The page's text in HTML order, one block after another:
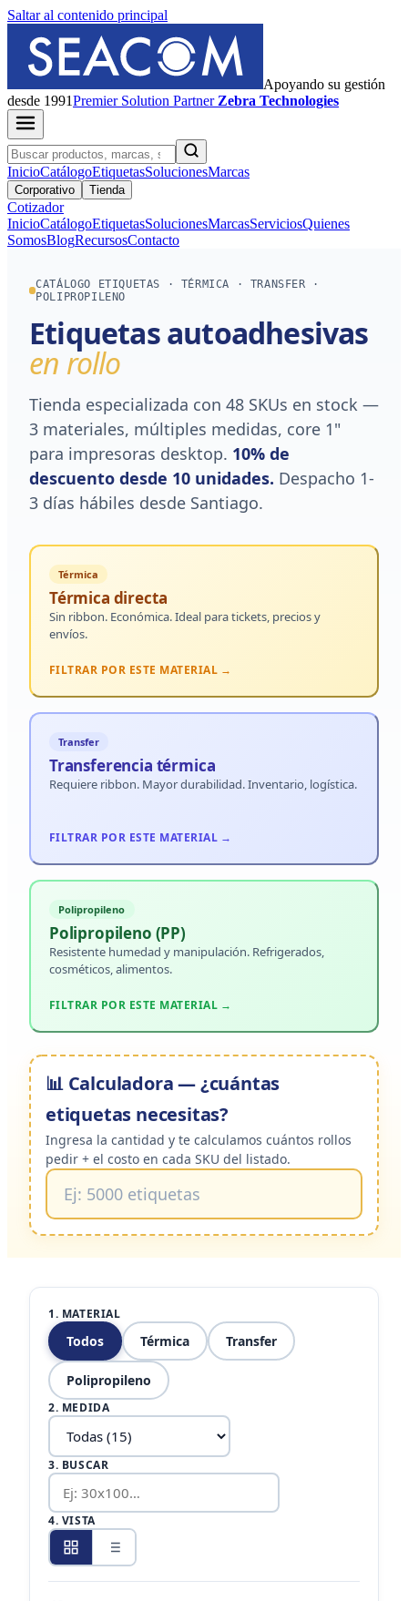
Saltar al contenido principal
Apoyando su gestión
desde 1991PremierSolution Partner Zebra Technologies
InicioCatálogoEtiquetasSolucionesMarcas
Corporativo Tienda
Cotizador
InicioCatálogoEtiquetasSolucionesMarcasServiciosQuienes
SomosBlogRecursosContacto
CATÁLOGO ETIQUETAS · TÉRMICA · TRANSFER ·
POLIPROPILENO
Etiquetas autoadhesivas
en rollo
Tienda especializada con 48 SKUs en stock —
3 materiales, múltiples medidas, core 1"
para impresoras desktop. 10% de
descuento desde 10 unidades. Despacho 1-
3 días hábiles desde Santiago.
Térmica
Térmica directa
Sin ribbon. Económica. Ideal para tickets, precios y
envíos.
FILTRAR POR ESTE MATERIAL →
Transfer
Transferencia térmica
Requiere ribbon. Mayor durabilidad. Inventario, logística.
FILTRAR POR ESTE MATERIAL →
Polipropileno
Polipropileno (PP)
Resistente humedad y manipulación. Refrigerados,
cosméticos, alimentos.
FILTRAR POR ESTE MATERIAL →
📊 Calculadora — ¿cuántas
etiquetas necesitas?
Ingresa la cantidad y te calculamos cuántos rollos
pedir + el costo en cada SKU del listado.
1. MATERIAL
Todos Térmica Transfer
Polipropileno
2. MEDIDA
3. BUSCAR
4. VISTA